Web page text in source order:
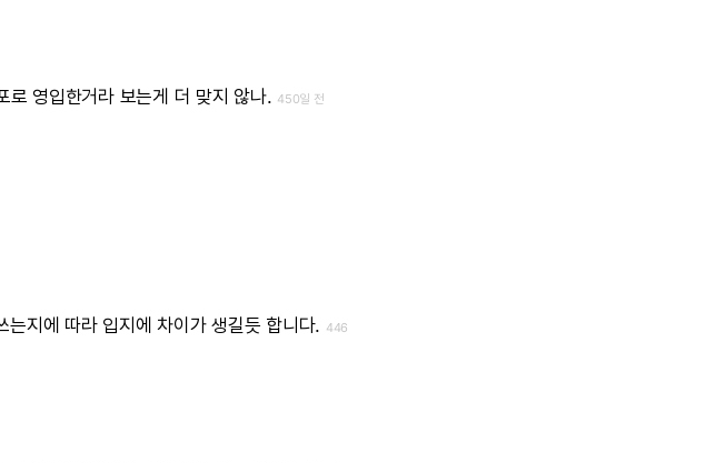
로 영입한거라 보는게 더 맞지 않나. 450일 전
는지에 따라 입지에 차이가 생길듯 합니다. 446